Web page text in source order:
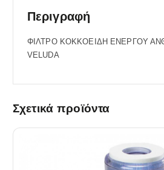
Περιγραφή
ΦΙΛΤΡΟ ΚΟΚΚΟΕΙΔΗ ΕΝΕΡΓΟΥ
VELUDA
Σχετικά προϊόντα